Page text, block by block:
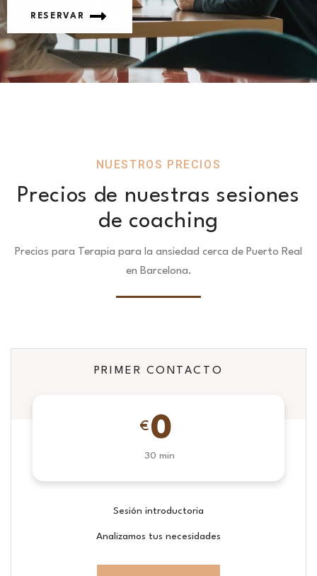
RESERVAR
NUESTROS PRECIOS
Precios de nuestras sesiones
de coaching
Precios para Terapia para la ansiedad cerca de Puerto Real
en Barcelona.
PRIMER CONTACTO
€ 0
30 min
Sesión introductoria
Analizamos tus necesidades